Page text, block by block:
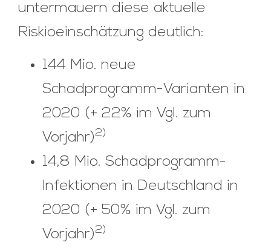
untermauern diese aktuelle
Riskioeinschätzung deutlich:
144 Mio. neue
Schadprogramm-Varianten in
2020 (+ 22% im Vgl. zum
Vorjahr)2)
14,8 Mio. Schadprogramm-
Infektionen in Deutschland in
2020 (+ 50% im Vgl. zum
Vorjahr)2)